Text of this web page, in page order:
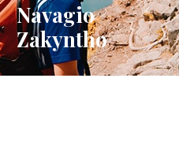
Navagio
Zakyntho